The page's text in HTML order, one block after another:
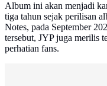
Album ini akan menjadi
tiga tahun sejak perilisan
Notes, pada September
tersebut, JYP juga merilis
perhatian fans.